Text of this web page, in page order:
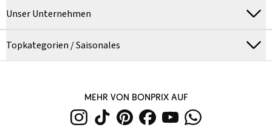
Unser Unternehmen
Topkategorien / Saisonales
MEHR VON BONPRIX AUF